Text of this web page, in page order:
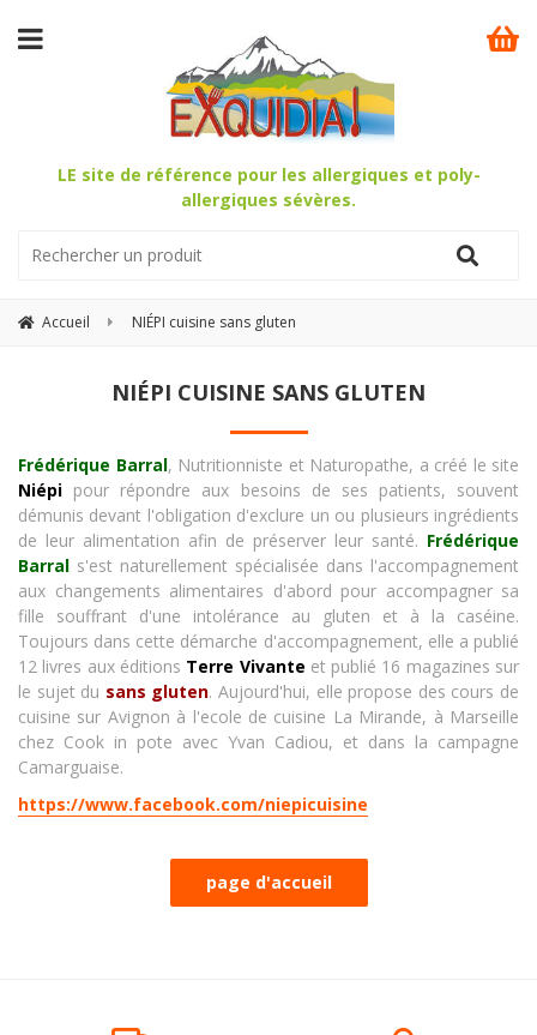
LE site de référence pour les allergiques et poly-
allergiques sévères.
Accueil NIÉPI cuisine sans gluten
NIÉPI CUISINE SANS GLUTEN
Frédérique Barral, Nutritionniste et Naturopathe, a créé le site
Niépi pour répondre aux besoins de ses patients, souvent
démunis devant l'obligation d'exclure un ou plusieurs ingrédients
de leur alimentation afin de préserver leur santé. Frédérique
Barral s'est naturellement spécialisée dans l'accompagnement
aux changements alimentaires d'abord pour accompagner sa
fille souffrant d'une intolérance au gluten et à la caséine.
Toujours dans cette démarche d'accompagnement, elle a publié
12 livres aux éditions Terre Vivante et publié 16 magazines sur
le sujet du sans gluten. Aujourd'hui, elle propose des cours de
cuisine sur Avignon à l'ecole de cuisine La Mirande, à Marseille
chez Cook in pote avec Yvan Cadiou, et dans la campagne
Camarguaise.
https://www.facebook.com/niepicuisine